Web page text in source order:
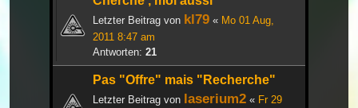
Letzter Beitrag von kl79 « Mo 01 Aug,
2011 8:47 am
Antworten: 21
Pas "Offre" mais "Recherche"
Letzter Beitrag von laserium2 « Fr 29